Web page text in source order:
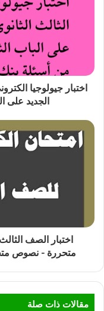
الجديد على
اختبار الصف
متحررة - نصوص
مقالات ذات صلة